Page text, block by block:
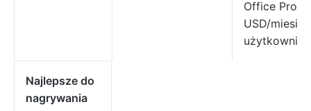
Office Pro
USD/
użytkownika
Najlepsze do
nagrywania